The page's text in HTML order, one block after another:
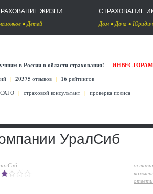
ЖИЗНИ
•Детей
СТРАХОВАНИЕ
Дом •Дача •
в России в области страхования!
| 20375 отзывов | 16 рейтингов
| страховой консультант | проверка полиса
УралСиб